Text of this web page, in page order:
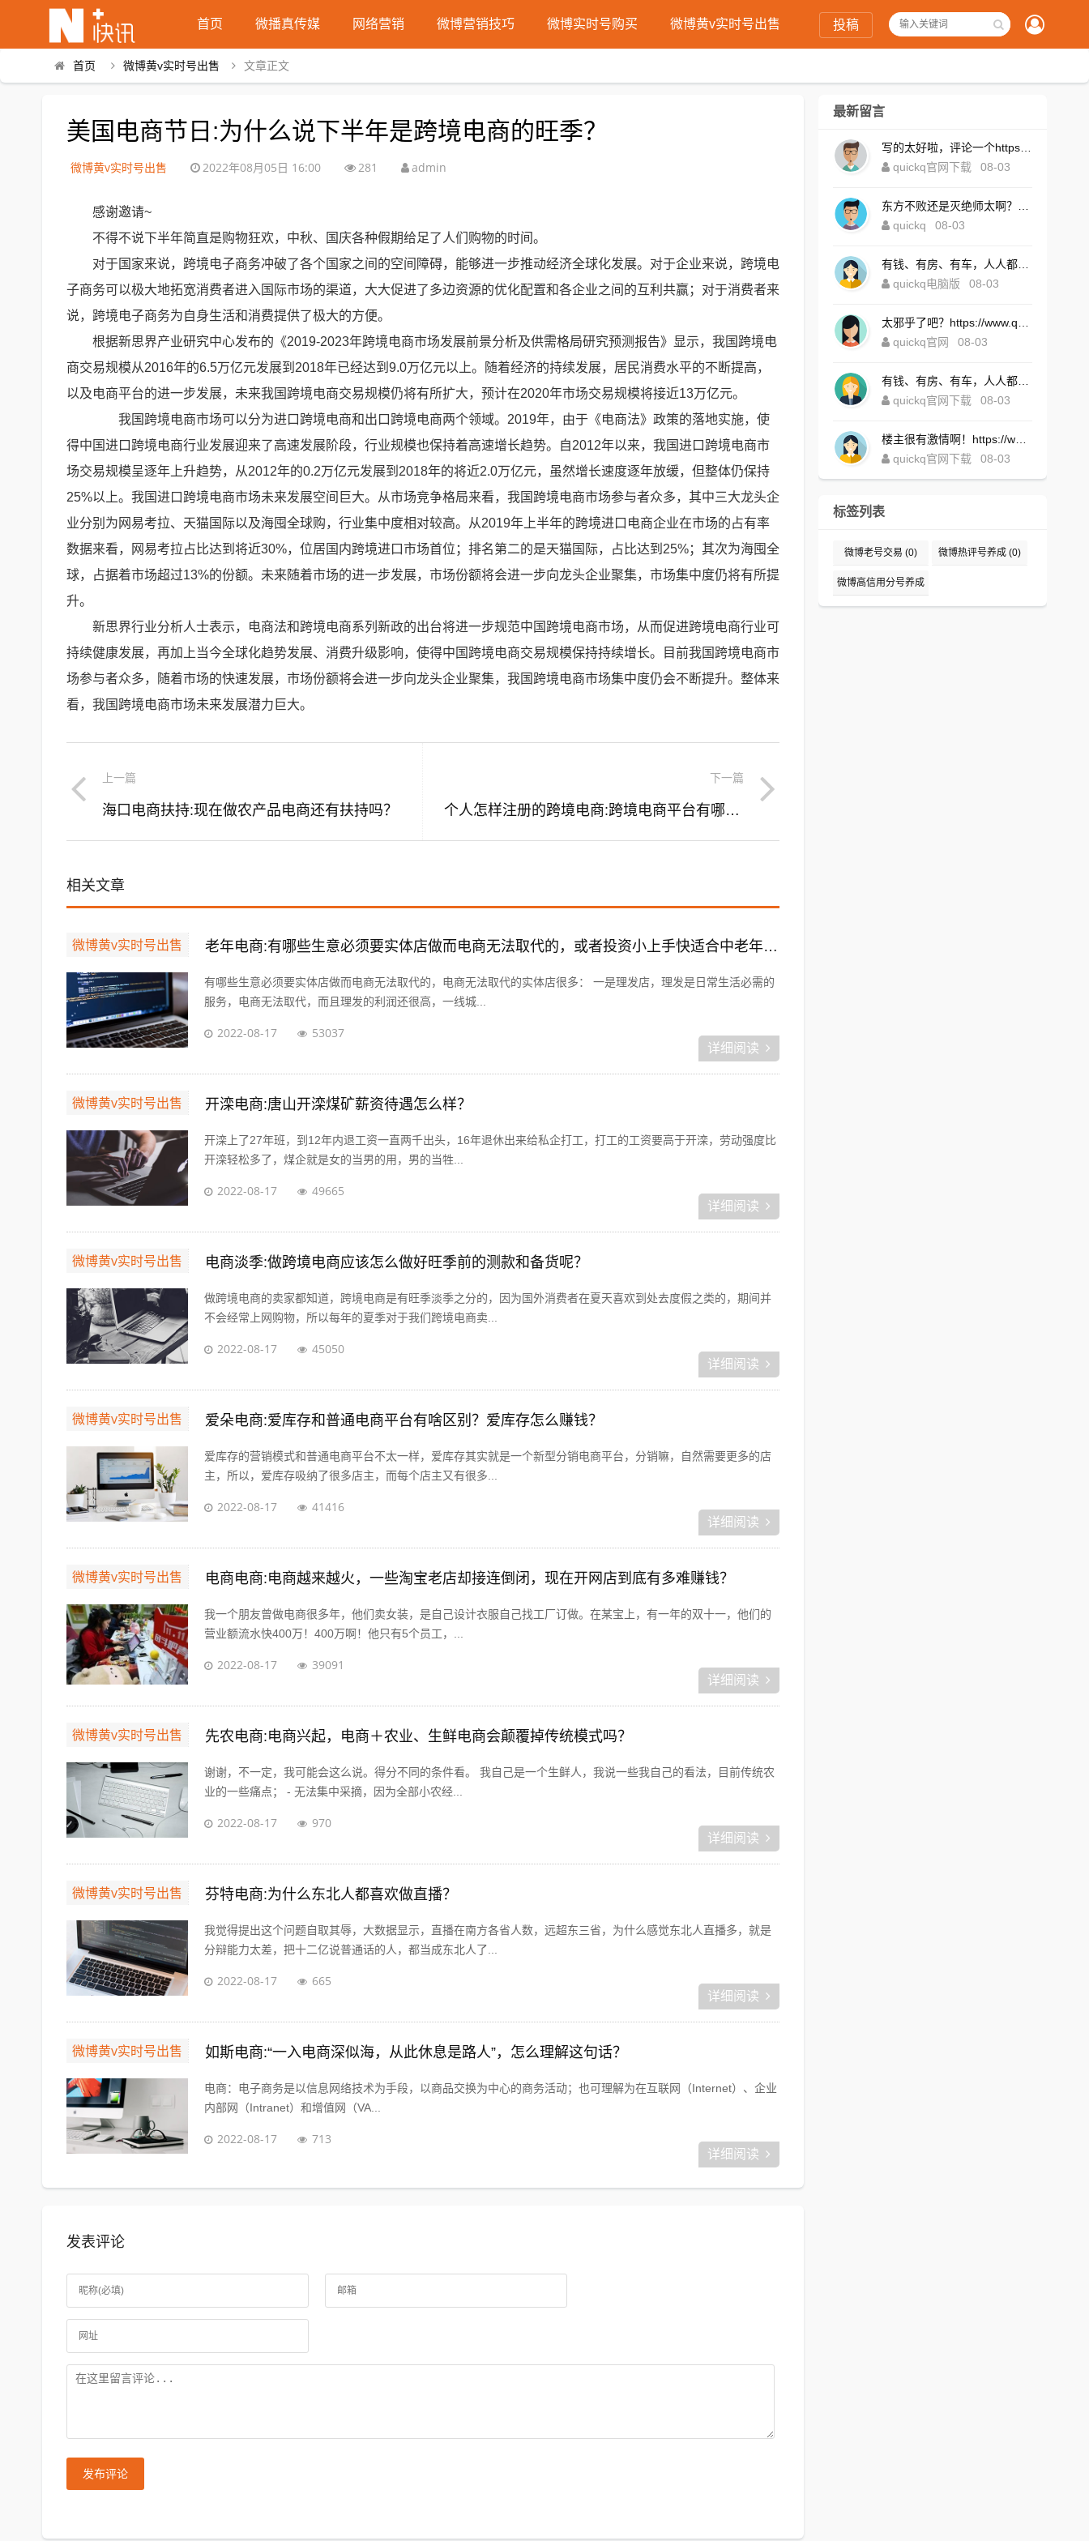
首页 微播真传媒 网络营销 微博营销技巧 微博实时号购买 微博黄v实时号出售 投稿
首页 微博黄v实时号出售 文章正文
美国电商节日:为什么说下半年是跨境电商的旺季？
微博黄v实时号出售 2022年08月05日 16:00 281 admin
感谢邀请~
不得不说下半年简直是购物狂欢，中秋、国庆各种假期给足了人们购物的时间。
对于国家来说，跨境电子商务冲破了各个国家之间的空间障碍，能够进一步推动经济全球化发展。对于企业来说，跨境电
子商务可以极大地拓宽消费者进入国际市场的渠道，大大促进了多边资源的优化配置和各企业之间的互利共赢；对于消费者来
说，跨境电子商务为自身生活和消费提供了极大的方便。
根据新思界产业研究中心发布的《2019-2023年跨境电商市场发展前景分析及供需格局研究预测报告》显示，我国跨境电
商交易规模从2016年的6.5万亿元发展到2018年已经达到9.0万亿元以上。随着经济的持续发展，居民消费水平的不断提高，
以及电商平台的进一步发展，未来我国跨境电商交易规模仍将有所扩大，预计在2020年市场交易规模将接近13万亿元。
我国跨境电商市场可以分为进口跨境电商和出口跨境电商两个领域。2019年，由于《电商法》政策的落地实施，使
得中国进口跨境电商行业发展迎来了高速发展阶段，行业规模也保持着高速增长趋势。自2012年以来，我国进口跨境电商市
场交易规模呈逐年上升趋势，从2012年的0.2万亿元发展到2018年的将近2.0万亿元，虽然增长速度逐年放缓，但整体仍保持
25%以上。我国进口跨境电商市场未来发展空间巨大。从市场竞争格局来看，我国跨境电商市场参与者众多，其中三大龙头企
业分别为网易考拉、天猫国际以及海囤全球购，行业集中度相对较高。从2019年上半年的跨境进口电商企业在市场的占有率
数据来看，网易考拉占比达到将近30%，位居国内跨境进口市场首位；排名第二的是天猫国际，占比达到25%；其次为海囤全
球，占据着市场超过13%的份额。未来随着市场的进一步发展，市场份额将会进一步向龙头企业聚集，市场集中度仍将有所提
升。
新思界行业分析人士表示，电商法和跨境电商系列新政的出台将进一步规范中国跨境电商市场，从而促进跨境电商行业可
持续健康发展，再加上当今全球化趋势发展、消费升级影响，使得中国跨境电商交易规模保持持续增长。目前我国跨境电商市
场参与者众多，随着市场的快速发展，市场份额将会进一步向龙头企业聚集，我国跨境电商市场集中度仍会不断提升。整体来
看，我国跨境电商市场未来发展潜力巨大。
上一篇
海口电商扶持:现在做农产品电商还有扶持吗？
下一篇
个人怎样注册的跨境电商:跨境电商平台有哪些可以个人注册开的呢？
相关文章
微博黄v实时号出售 老年电商:有哪些生意必须要实体店做而电商无法取代的，或者投资小上手快适合中老年的？
有哪些生意必须要实体店做而电商无法取代的，电商无法取代的实体店很多： 一是理发店，理发是日常生活必需的
服务，电商无法取代，而且理发的利润还很高，一线城...
2022-08-17 53037
详细阅读
微博黄v实时号出售 开滦电商:唐山开滦煤矿薪资待遇怎么样？
开滦上了27年班，到12年内退工资一直两千出头，16年退休出来给私企打工，打工的工资要高于开滦，劳动强度比
开滦轻松多了，煤企就是女的当男的用，男的当牲...
2022-08-17 49665
详细阅读
微博黄v实时号出售 电商淡季:做跨境电商应该怎么做好旺季前的测款和备货呢？
做跨境电商的卖家都知道，跨境电商是有旺季淡季之分的，因为国外消费者在夏天喜欢到处去度假之类的，期间并
不会经常上网购物，所以每年的夏季对于我们跨境电商卖...
2022-08-17 45050
详细阅读
微博黄v实时号出售 爱朵电商:爱库存和普通电商平台有啥区别？爱库存怎么赚钱？
爱库存的营销模式和普通电商平台不太一样，爱库存其实就是一个新型分销电商平台，分销嘛，自然需要更多的店
主，所以，爱库存吸纳了很多店主，而每个店主又有很多...
2022-08-17 41416
详细阅读
微博黄v实时号出售 电商电商:电商越来越火，一些淘宝老店却接连倒闭，现在开网店到底有多难赚钱？
我一个朋友曾做电商很多年，他们卖女装，是自己设计衣服自己找工厂订做。在某宝上，有一年的双十一，他们的
营业额流水快400万！400万啊！他只有5个员工，...
2022-08-17 39091
详细阅读
微博黄v实时号出售 先农电商:电商兴起，电商＋农业、生鲜电商会颠覆掉传统模式吗？
谢谢，不一定，我可能会这么说。得分不同的条件看。 我自己是一个生鲜人，我说一些我自己的看法，目前传统农
业的一些痛点； - 无法集中采摘，因为全部小农经...
2022-08-17 970
详细阅读
微博黄v实时号出售 芬特电商:为什么东北人都喜欢做直播？
我觉得提出这个问题自取其辱，大数据显示，直播在南方各省人数，远超东三省，为什么感觉东北人直播多，就是
分辩能力太差，把十二亿说普通话的人，都当成东北人了...
2022-08-17 665
详细阅读
微博黄v实时号出售 如斯电商:“一入电商深似海，从此休息是路人”，怎么理解这句话？
电商：电子商务是以信息网络技术为手段，以商品交换为中心的商务活动；也可理解为在互联网（Internet）、企业
内部网（Intranet）和增值网（VA...
2022-08-17 713
详细阅读
发表评论
发布评论
最新留言
quickq官网下载
08-03
quickq
08-03
quickq电脑版
08-03
quickq官网
08-03
quickq官网下载
08-03
quickq官网下载
08-03
标签列表
微博老号交易 (0) 微博热评号养成 (0)
微博高信用分号养成
(0)